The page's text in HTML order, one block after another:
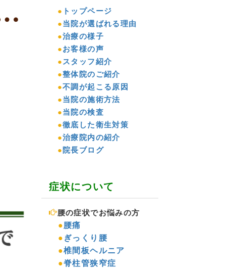
● トップページ
●当院が選ばれる理由
●治療の様子
●お客様の声
● スタッフ紹介
●整体院のご紹介
●不調が起こる原因
●当院の施術方法
●当院の検査
●徹底した衛生対策
●治療院内の紹介
● 院長ブログ
症状について
腰の症状でお悩みの方
●腰痛
● ぎっくり腰
●椎間板ヘルニア
●脊柱管狭窄症